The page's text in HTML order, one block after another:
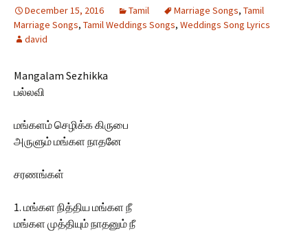
December 15, 2016 Tamil Marriage Songs, Tamil
Marriage Songs, Tamil Weddings Songs, Weddings Song Lyrics
david
Mangalam Sezhikka
பல்லவி
மங்களம் செழிக்க கிருபை
அருளும் மங்கள நாதனே
சரணங்கள்
1. மங்கள நித்திய மங்கள நீ
மங்கள முத்தியும் நாதனும் நீ